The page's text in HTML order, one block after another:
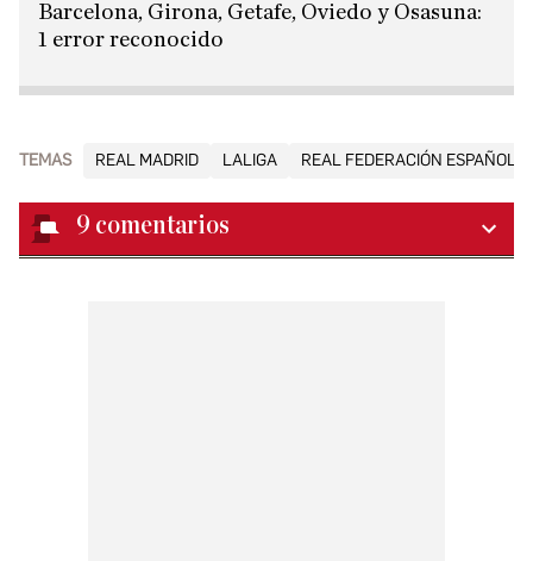
Barcelona, Girona, Getafe, Oviedo y Osasuna:
1 error reconocido
TEMAS REAL MADRID LALIGA REAL FEDERACIÓN ESPAÑOLA
9 comentarios